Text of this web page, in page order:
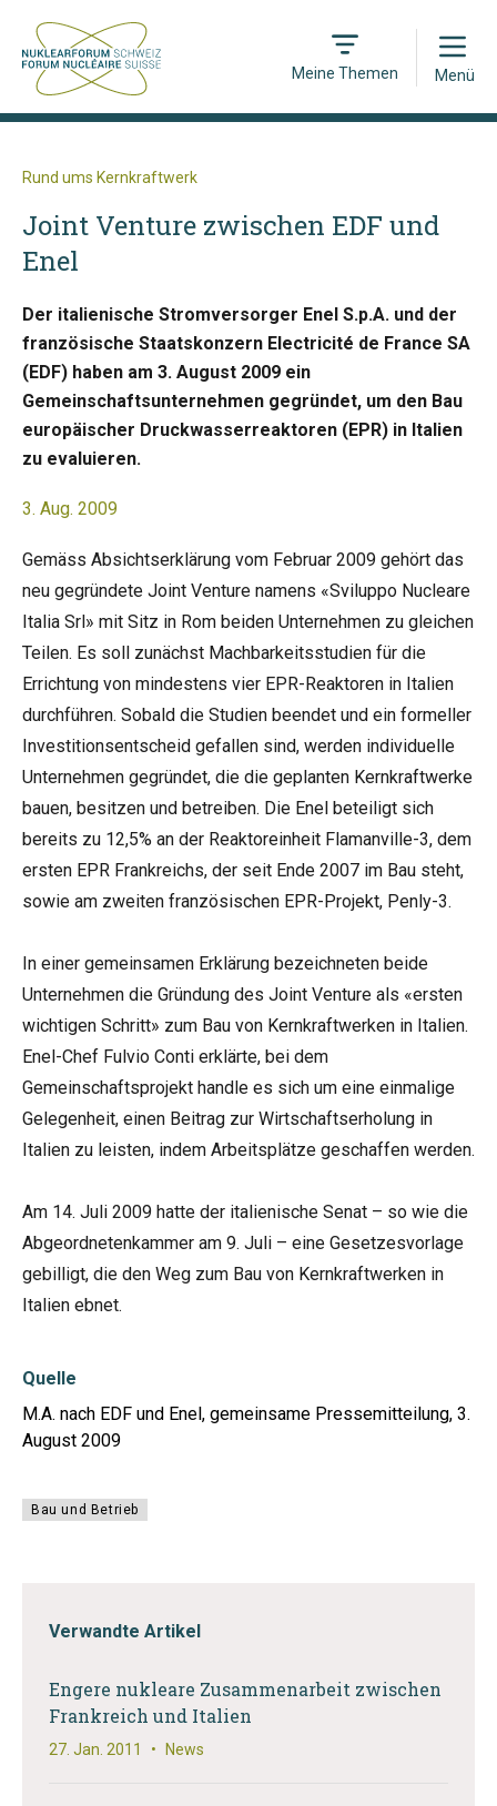
Meine Themen
Open
Menü
Rund ums Kernkraftwerk
Joint Venture zwischen EDF und
Enel
Der italienische Stromversorger Enel S.p.A. und der
französische Staatskonzern Electricité de France SA
(EDF) haben am 3. August 2009 ein
Gemeinschaftsunternehmen gegründet, um den Bau
europäischer Druckwasserreaktoren (EPR) in Italien
zu evaluieren.
3. Aug. 2009
Gemäss Absichtserklärung vom Februar 2009 gehört das
neu gegründete Joint Venture namens «Sviluppo Nucleare
Italia Srl» mit Sitz in Rom beiden Unternehmen zu gleichen
Teilen. Es soll zunächst Machbarkeitsstudien für die
Errichtung von mindestens vier EPR-Reaktoren in Italien
durchführen. Sobald die Studien beendet und ein formeller
Investitionsentscheid gefallen sind, werden individuelle
Unternehmen gegründet, die die geplanten Kernkraftwerke
bauen, besitzen und betreiben. Die Enel beteiligt sich
bereits zu 12,5% an der Reaktoreinheit Flamanville-3, dem
ersten EPR Frankreichs, der seit Ende 2007 im Bau steht,
sowie am zweiten französischen EPR-Projekt, Penly-3.
In einer gemeinsamen Erklärung bezeichneten beide
Unternehmen die Gründung des Joint Venture als «ersten
wichtigen Schritt» zum Bau von Kernkraftwerken in Italien.
Enel-Chef Fulvio Conti erklärte, bei dem
Gemeinschaftsprojekt handle es sich um eine einmalige
Gelegenheit, einen Beitrag zur Wirtschaftserholung in
Italien zu leisten, indem Arbeitsplätze geschaffen werden.
Am 14. Juli 2009 hatte der italienische Senat – so wie die
Abgeordnetenkammer am 9. Juli – eine Gesetzesvorlage
gebilligt, die den Weg zum Bau von Kernkraftwerken in
Italien ebnet.
Quelle
M.A. nach EDF und Enel, gemeinsame Pressemitteilung, 3.
August 2009
Bau und Betrieb
Verwandte Artikel
Engere nukleare Zusammenarbeit zwischen
Frankreich und Italien
27. Jan. 2011 • News